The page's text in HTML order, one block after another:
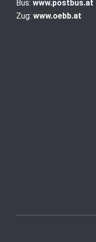
Bus: www.postbus.at
Zug: www.oebb.at